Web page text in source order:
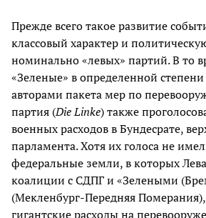
Прежде всего такое развитие
классовый характер и
номинально «левых» партий. В то
«Зеленые» в определенной
авторами пакета мер по
партия (DieLinke) также
военных расходов в Бундесрате,
парламента. Хотя их голоса не
федеральные земли, в которых
коалиции с СДПГ и «Зелеными
(Мекленбург-Передняя
гигантские расходы на